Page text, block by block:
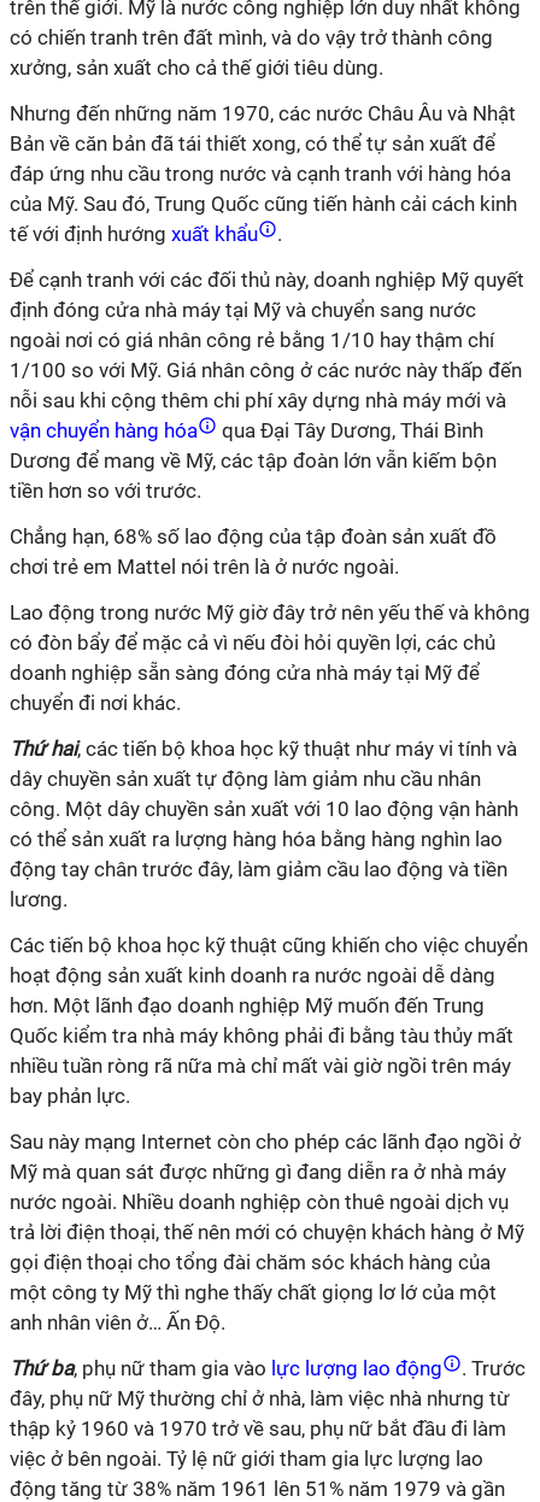
trên thế giới. Mỹ là nước công nghiệp lớn duy nhất không
có chiến tranh trên đất mình, và do vậy trở thành công
xưởng, sản xuất cho cả thế giới tiêu dùng.
Nhưng đến những năm 1970, các nước Châu Âu và Nhật
Bản về căn bản đã tái thiết xong, có thể tự sản xuất để
đáp ứng nhu cầu trong nước và cạnh tranh với hàng hóa
của Mỹ. Sau đó, Trung Quốc cũng tiến hành cải cách kinh
tế với định hướng xuất khẩu
.
Để cạnh tranh với các đối thủ này, doanh nghiệp Mỹ quyết
định đóng cửa nhà máy tại Mỹ và chuyển sang nước
ngoài nơi có giá nhân công rẻ bằng 1/10 hay thậm chí
1/100 so với Mỹ. Giá nhân công ở các nước này thấp đến
nỗi sau khi cộng thêm chi phí xây dựng nhà máy mới và
vận chuyển hàng hóa
qua Đại Tây Dương, Thái Bình
Dương để mang về Mỹ, các tập đoàn lớn vẫn kiếm bộn
tiền hơn so với trước.
Chẳng hạn, 68% số lao động của tập đoàn sản xuất đồ
chơi trẻ em Mattel nói trên là ở nước ngoài.
Lao động trong nước Mỹ giờ đây trở nên yếu thế và không
có đòn bẩy để mặc cả vì nếu đòi hỏi quyền lợi, các chủ
doanh nghiệp sẵn sàng đóng cửa nhà máy tại Mỹ để
chuyển đi nơi khác.
Thứ hai, các tiến bộ khoa học kỹ thuật như máy vi tính và
dây chuyền sản xuất tự động làm giảm nhu cầu nhân
công. Một dây chuyền sản xuất với 10 lao động vận hành
có thể sản xuất ra lượng hàng hóa bằng hàng nghìn lao
động tay chân trước đây, làm giảm cầu lao động và tiền
lương.
Các tiến bộ khoa học kỹ thuật cũng khiến cho việc chuyển
hoạt động sản xuất kinh doanh ra nước ngoài dễ dàng
hơn. Một lãnh đạo doanh nghiệp Mỹ muốn đến Trung
Quốc kiểm tra nhà máy không phải đi bằng tàu thủy mất
nhiều tuần ròng rã nữa mà chỉ mất vài giờ ngồi trên máy
bay phản lực.
Sau này mạng Internet còn cho phép các lãnh đạo ngồi ở
Mỹ mà quan sát được những gì đang diễn ra ở nhà máy
nước ngoài. Nhiều doanh nghiệp còn thuê ngoài dịch vụ
trả lời điện thoại, thế nên mới có chuyện khách hàng ở Mỹ
gọi điện thoại cho tổng đài chăm sóc khách hàng của
một công ty Mỹ thì nghe thấy chất giọng lơ lớ của một
anh nhân viên ở… Ấn Độ.
Thứ ba, phụ nữ tham gia vào lực lượng lao động
. Trước
đây, phụ nữ Mỹ thường chỉ ở nhà, làm việc nhà nhưng từ
thập kỷ 1960 và 1970 trở về sau, phụ nữ bắt đầu đi làm
việc ở bên ngoài. Tỷ lệ nữ giới tham gia lực lượng lao
động tăng từ 38% năm 1961 lên 51% năm 1979 và gần